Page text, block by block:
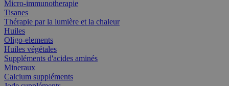
Micro-immunotherapie
Tisanes
Thérapie par la lumière et la chaleur
Huiles
Oligo-elements
Huiles végétales
Suppléments d'acides aminés
Mineraux
Calcium suppléments